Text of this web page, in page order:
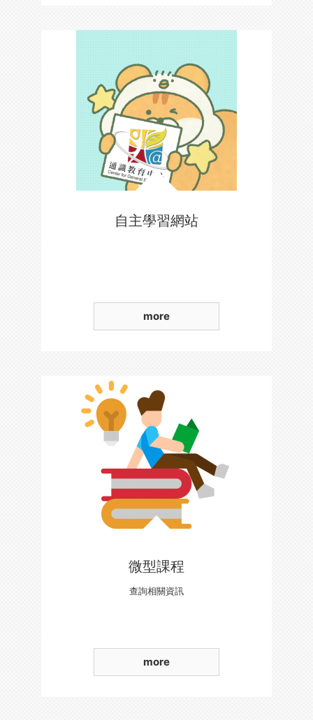
自主學習網站
more
微型課程
查詢相關資訊
more